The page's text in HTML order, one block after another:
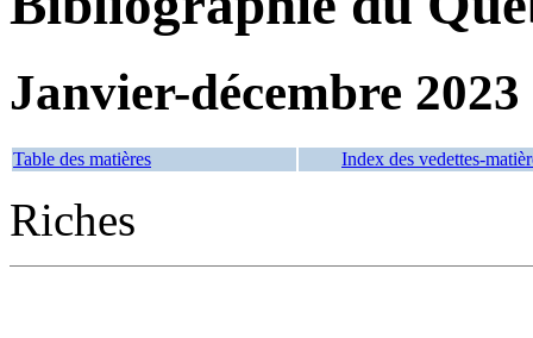
Janvier-décembre 2023
Table des matières Index des vedettes-
Riches